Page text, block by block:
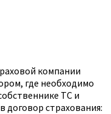
компании
где необходимо
ТС и
договор страхования: